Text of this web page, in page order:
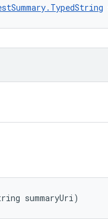
summaryUri)